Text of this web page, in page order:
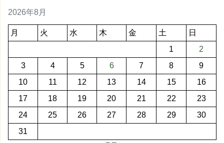
2026年8月
月 火 水 木 金 土
日
1
2
3
4 5 6 7 8
9
10
11 12 13 14 15
16
17
18 19 20 21 22
23
24
25 26 27 28 29
30
31